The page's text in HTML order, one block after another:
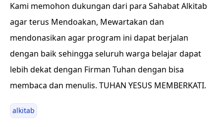
Kami memohon dukungan dari para Sahabat Alkitab
agar terus Mendoakan, Mewartakan dan
mendonasikan agar program ini dapat berjalan
dengan baik sehingga seluruh warga belajar dapat
lebih dekat dengan Firman Tuhan dengan bisa
membaca dan menulis. TUHAN YESUS MEMBERKATI.
alkitab